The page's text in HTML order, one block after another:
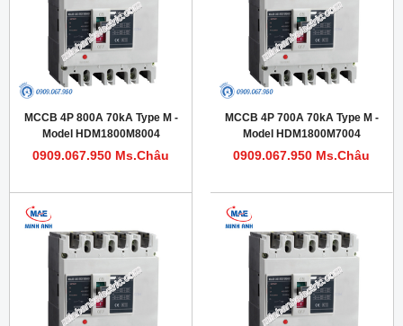
MCCB 4P 800A 70kA Type M -
Model HDM1800M8004
0909.067.950 Ms.Châu
MCCB 4P 700A 70kA Type M -
Model HDM1800M7004
0909.067.950 Ms.Châu